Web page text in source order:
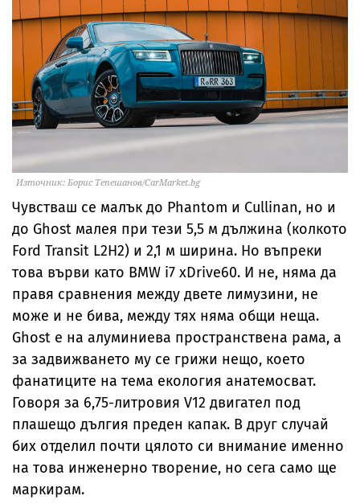
Източник: Борис Тепешанов/CarMarket.bg
Чувстваш се малък до Phantom и Cullinan, но и
до Ghost малея при тези 5,5 м дължина (колкото
Ford Transit L2H2) и 2,1 м ширина. Но въпреки
това върви като BMW i7 xDrive60. И не, няма да
правя сравнения между двете лимузини, не
може и не бива, между тях няма общи неща.
Ghost е на алуминиева пространствена рама, а
за задвижването му се грижи нещо, което
фанатиците на тема екология анатемосват.
Говоря за 6,75-литровия V12 двигател под
плашещо дългия преден капак. В друг случай
бих отделил почти цялото си внимание именно
на това инженерно творение, но сега само ще
маркирам.